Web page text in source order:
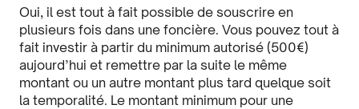
Oui, il est tout à fait possible de souscrire en
plusieurs fois dans une foncière. Vous pouvez tout à
fait investir à partir du minimum autorisé (500€)
aujourd’hui et remettre par la suite le même
montant ou un autre montant plus tard quelque soit
la temporalité. Le montant minimum pour une